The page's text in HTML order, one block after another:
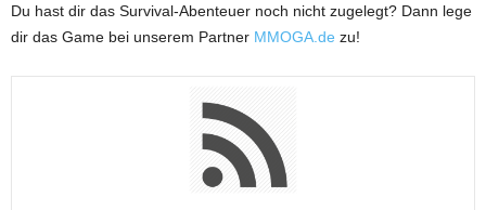
Du hast dir das Survival-Abenteuer noch nicht zugelegt? Dann lege
dir das Game bei unserem Partner MMOGA.de zu!